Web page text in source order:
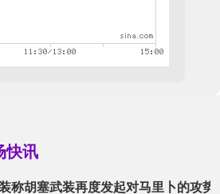
快讯